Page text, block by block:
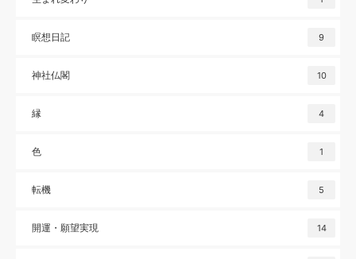
瞑想日記 9
神社仏閣 10
縁 4
色 1
転機 5
開運・願望実現 14